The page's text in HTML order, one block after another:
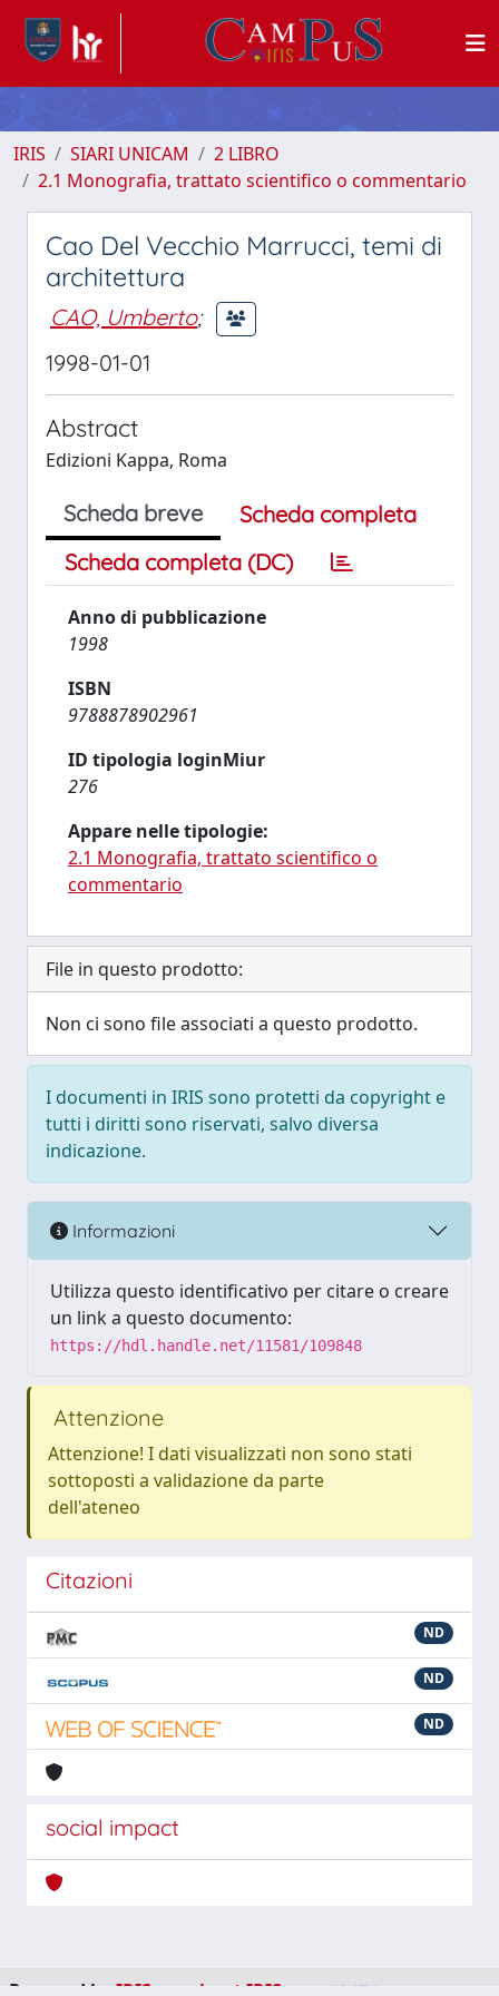
IRIS SIARI UNICAM
2 LIBRO
2.1 Monografia, trattato scientifico o commentario
Cao Del Vecchio Marrucci, temi di
architettura
CAO, Umberto;
1998-01-01
Abstract
Edizioni Kappa, Roma
Scheda breve
Scheda completa
Scheda completa (DC)
Anno di pubblicazione
1998
ISBN
9788878902961
ID tipologia loginMiur
276
Appare nelle tipologie:
2.1 Monografia, trattato scientifico o
commentario
File in questo prodotto:
Non ci sono file associati a questo prodotto.
I documenti in IRIS sono protetti da copyright e
tutti i diritti sono riservati, salvo diversa
indicazione.
Informazioni
Utilizza questo identificativo per citare o creare
un link a questo documento:
https://hdl.handle.net/11581/109848
Attenzione
Attenzione! I dati visualizzati non sono stati
sottoposti a validazione da parte
dell'ateneo
Citazioni
ND
ND
ND
social impact
Powered by IRIS about IRIS